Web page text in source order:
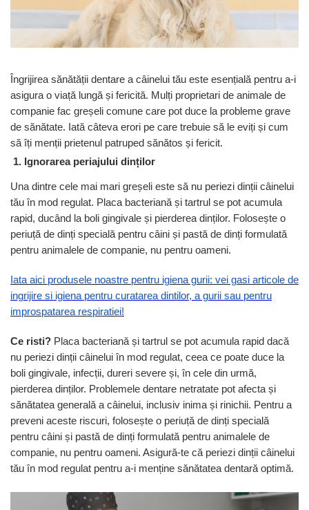
Antiparazitare interne si externe
Diverse caini
Suplimente nutritive, vitamine
Lapte Caini
Hrana economica caini
Accesorii caini
Botnite
Castroane si boluri pentru apa si
mancare
Custi transport - Caini
Hamuri, Lese si Zgarzi
Jucarii caini
Paturi, perne si cosuri pentru caini
Igiena si ingrijire caini
Sampoane si Balsamuri
Covorase absorbante
Curatare Ochi
Igiena Catel
Igiena Interior
Perii si descalcitoare caini
Solutii Atractante si repelente
Antiparazitare interne si externe
Diverse pisici
Suplimente nutritive, vitamine
Igiena si ingrijire pisici
Asternut litiera / Nisip / Silicat
Curatare Ochi
Igiena Interior
Igiena Pisici
Perii si descalcitoare pisici
Sampoane si Balsamuri
Solutii Atractante si repelente
Accesorii Pisici
Ansambluri de joaca, sisaluri
Castroane si boluri pentru apa si
mancare
Jucarii Pisici
Lese, Hamuri si Zgarzi
Paturi, perne si cosuri pentru pisici
Recompense Delicioase
Îngrijirea sănătății dentare a câinelui tău este esențială pentru a-i
asigura o viață lungă și fericită. Mulți proprietari de animale de
companie fac greșeli comune care pot duce la probleme grave
de sănătate. Iată câteva erori pe care trebuie să le eviți și cum
să îți menții prietenul patruped sănătos și fericit.
1. Ignorarea periajului dinților
Una dintre cele mai mari greșeli este să nu periezi dinții câinelui
tău în mod regulat. Placa bacteriană și tartrul se pot acumula
rapid, ducând la boli gingivale și pierderea dinților. Folosește o
periuță de dinți specială pentru câini și pastă de dinți formulată
pentru animalele de companie, nu pentru oameni.
Iata aici produsele noastre pentru igiena gurii: vei gasi articole de
ingrijire si igiena pentru curatarea dintilor, a gurii sau pentru
improspatarea respiratiei!
Ce risti? Placa bacteriană și tartrul se pot acumula rapid dacă
nu periezi dinții câinelui în mod regulat, ceea ce poate duce la
boli gingivale, infecții, dureri severe și, în cele din urmă,
pierderea dinților. Problemele dentare netratate pot afecta și
sănătatea generală a câinelui, inclusiv inima și rinichii. Pentru a
preveni aceste riscuri, folosește o periuță de dinți specială
pentru câini și pastă de dinți formulată pentru animalele de
companie, nu pentru oameni. Asigură-te că periezi dinții câinelui
tău în mod regulat pentru a-i menține sănătatea dentară optimă.